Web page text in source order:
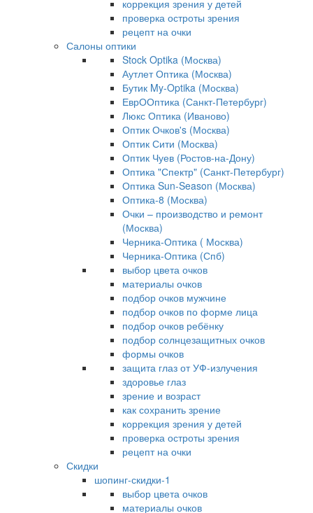
коррекция зрения у детей
проверка остроты зрения
рецепт на очки
Салоны оптики
Stock Optika (Москва)
Аутлет Оптика (Москва)
Бутик My-Optika (Москва)
ЕврООптика (Санкт-Петербург)
Люкс Оптика (Иваново)
Оптик Очков's (Москва)
Оптик Сити (Москва)
Оптик Чуев (Ростов-на-Дону)
Оптика "Спектр" (Санкт-Петербург)
Оптика Sun-Season (Москва)
Оптика-8 (Москва)
Очки – производство и ремонт
(Москва)
Черника-Оптика ( Москва)
Черника-Оптика (Спб)
выбор цвета очков
материалы очков
подбор очков мужчине
подбор очков по форме лица
подбор очков ребёнку
подбор солнцезащитных очков
формы очков
защита глаз от УФ-излучения
здоровье глаз
зрение и возраст
как сохранить зрение
коррекция зрения у детей
проверка остроты зрения
рецепт на очки
Скидки
шопинг-скидки-1
выбор цвета очков
материалы очков